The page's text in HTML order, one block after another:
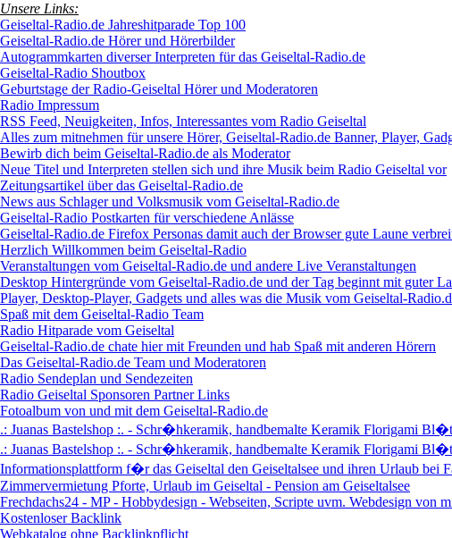
Unsere Links:
Geiseltal-Radio.de Jahreshitparade Top 100
Geiseltal-Radio.de Hörer und Hörerbilder
Autogrammkarten diverser Interpreten für das Geiseltal-Radio.de
Geiseltal-Radio Shoutbox
Geburtstage der Radio-Geiseltal Hörer und Moderatoren
Radio Impressum
RSS Feed, Neuigkeiten, Infos, Interessantes vom Radio Geiseltal
Alles zum mitnehmen für unsere Hörer, Geiseltal-Radio.de Banner, Player,
Bewirb dich beim Geiseltal-Radio.de als Moderator
Neue Titel und Interpreten stellen sich und ihre Musik beim Radio Geiseltal vor
Zeitungsartikel über das Geiseltal-Radio.de
News aus Schlager und Volksmusik vom Geiseltal-Radio.de
Geiseltal-Radio Postkarten für verschiedene Anlässe
Geiseltal-Radio.de Firefox Personas damit auch der Browser gute Laune
Herzlich Willkommen beim Geiseltal-Radio
Veranstaltungen vom Geiseltal-Radio.de und andere Live Veranstaltungen
Desktop Hintergründe vom Geiseltal-Radio.de und der Tag beginnt mit guter
Player, Desktop-Player, Gadgets und alles was die Musik vom Geiseltal-
Spaß mit dem Geiseltal-Radio Team
Radio Hitparade vom Geiseltal
Geiseltal-Radio.de chate hier mit Freunden und hab Spaß mit anderen Hörern
Das Geiseltal-Radio.de Team und Moderatoren
Radio Sendeplan und Sendezeiten
Radio Geiseltal Sponsoren Partner Links
Fotoalbum von und mit dem Geiseltal-Radio.de
.: Juanas Bastelshop :. - Schr�hkeramik, handbemalte Keramik Florigami
.: Juanas Bastelshop :. - Schr�hkeramik, handbemalte Keramik Florigami
Informationsplattform f�r das Geiseltal den Geiseltalsee und ihren Urlaub bei
Zimmervermietung Pforte, Urlaub im Geiseltal - Pension am Geiseltalsee
Frechdachs24 - MP - Hobbydesign - Webseiten, Scripte uvm. Webdesign von
Kostenloser Backlink
Webkatalog ohne Backlinkpflicht